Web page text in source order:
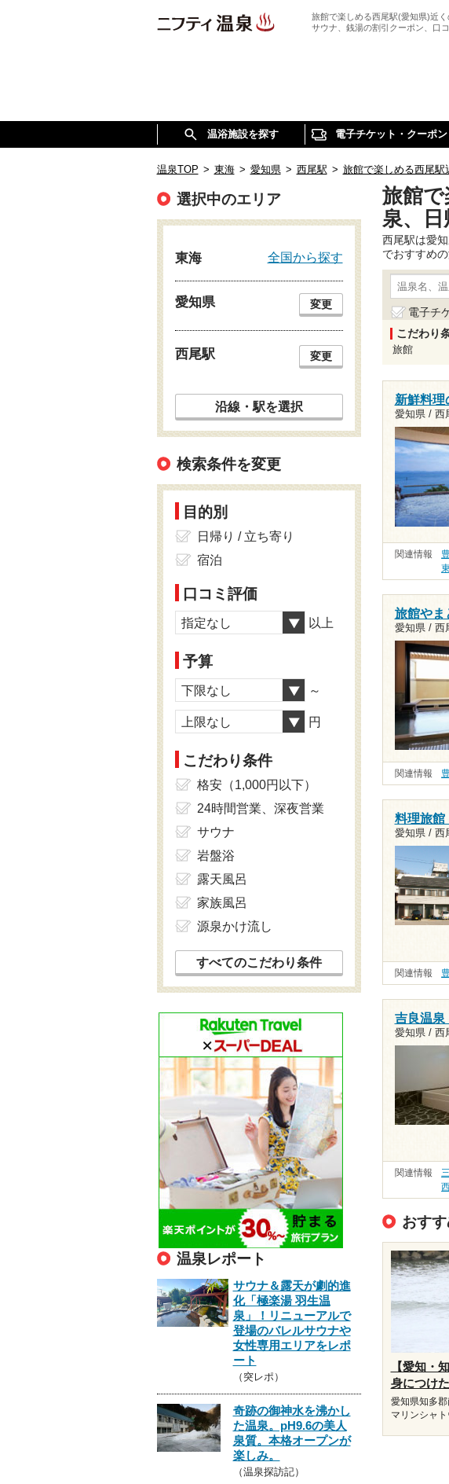
旅館で楽しめる西尾駅(愛知県)近
サウナ、銭湯の割引クーポン、口
温浴施設を探す 電子チケット・クーポン
温泉TOP > 東海 > 愛知県 > 西尾駅 > 旅館で楽しめる西尾駅
旅館
泉、
西尾駅は愛
でおすすめ
電子チ
こだわり
旅館
新鮮料
愛知県 / 西
関連情報
旅館やま
愛知県 / 西
関連情報
料理旅
愛知県 / 西
関連情報
吉良温
愛知県 / 西
関連情報
おす
【愛知・
身につけ
愛知県知多
マリンシャ
選択中のエリア
東海 全国から探す
愛知県 変更
西尾駅 変更
沿線・駅を選択
検索条件を変更
目的別
日帰り / 立ち寄り
宿泊
口コミ評価
指定なし 以上
予算
下限なし ～
上限なし 円
こだわり条件
格安（1,000円以下）
24時間営業、深夜営業
サウナ
岩盤浴
露天風呂
家族風呂
源泉かけ流し
すべてのこだわり条件
温泉レポート
サウナ＆露天が劇的進
化「極楽湯 羽生温
泉」！リニューアルで
登場のバレルサウナや
女性専用エリアをレポ
ート
（突レポ）
奇跡の御神水を沸かし
た温泉。pH9.6の美人
泉質。本格オープンが
楽しみ。
（温泉探訪記）